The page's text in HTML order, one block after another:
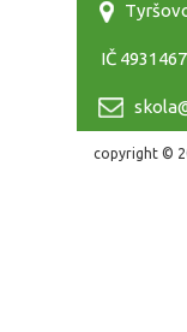
IČ
copyright ©